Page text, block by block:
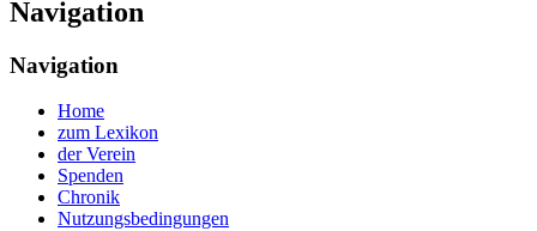
Navigation
Navigation
Home
zum Lexikon
der Verein
Spenden
Chronik
Nutzungsbedingungen